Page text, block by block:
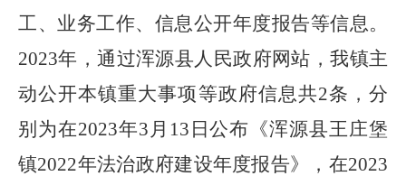
工、业务工作、信息公开年度报告等信息。
2023年，通过浑源县人民政府网站，我镇主
动公开本镇重大事项等政府信息共2条，分
别为在2023年3月13日公布《浑源县王庄堡
镇2022年法治政府建设年度报告》，在2023